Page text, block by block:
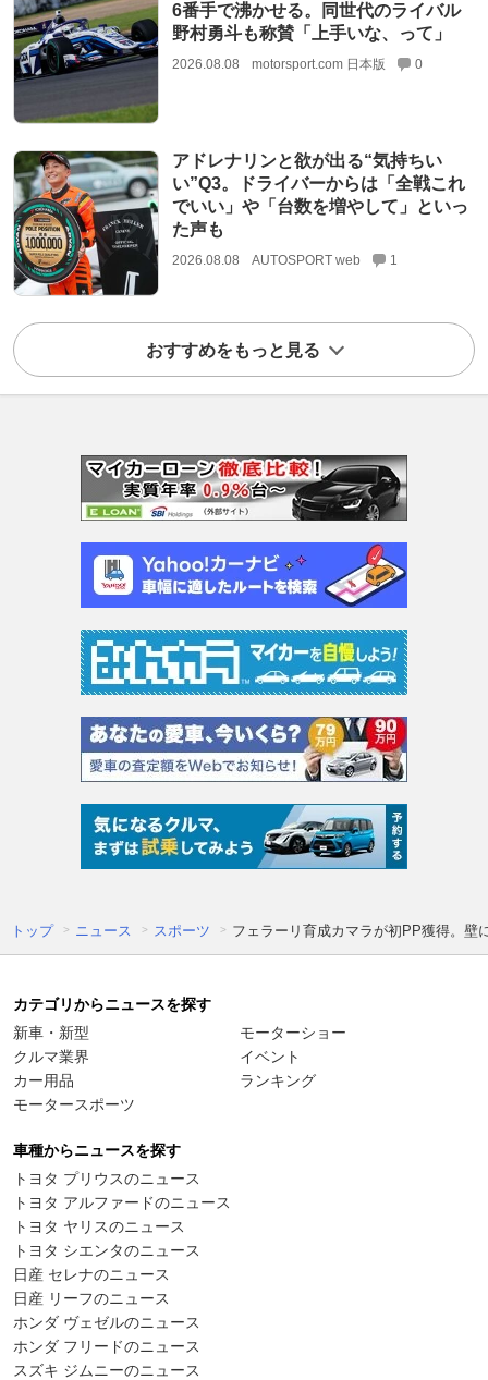
6番手で沸かせる。同世代のライバル
野村勇斗も称賛「上手いな、って」
2026.08.08 motorsport.com 日本版 0
アドレナリンと欲が出る“気持ちい
い”Q3。ドライバーからは「全戦これ
でいい」や「台数を増やして」といっ
た声も
2026.08.08 AUTOSPORT web 1
おすすめをもっと見る
トップ ニュース スポーツ フェラーリ育成カマラが初PP獲得。壁
カテゴリからニュースを探す
新車・新型
クルマ業界
カー用品
モータースポーツ
モーターショー
イベント
ランキング
車種からニュースを探す
トヨタ プリウスのニュース
トヨタ アルファードのニュース
トヨタ ヤリスのニュース
トヨタ シエンタのニュース
日産 セレナのニュース
日産 リーフのニュース
ホンダ ヴェゼルのニュース
ホンダ フリードのニュース
スズキ ジムニーのニュース